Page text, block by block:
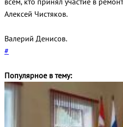
Алексей Чистяков.
Валерий Денисов.
#
Популярное в тему: